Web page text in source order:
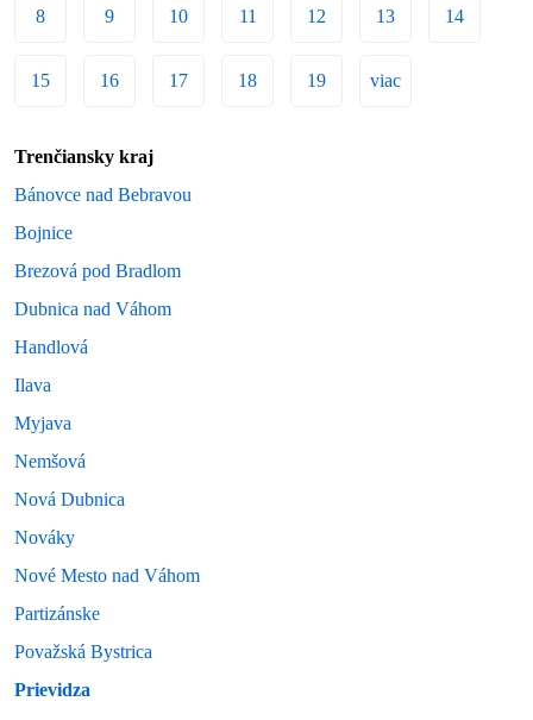
8 9 10 11 12 13 14
15 16 17 18 19 viac
Trenčiansky kraj
Bánovce nad Bebravou
Bojnice
Brezová pod Bradlom
Dubnica nad Váhom
Handlová
Ilava
Myjava
Nemšová
Nová Dubnica
Nováky
Nové Mesto nad Váhom
Partizánske
Považská Bystrica
Prievidza